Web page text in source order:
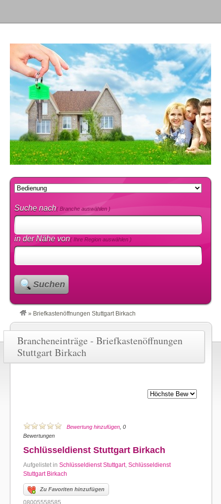
Suche nach( Branche auswählen )
in der Nähe von( Ihre Region auswählen )
Suchen
» Briefkastenöffnungen Stuttgart Birkach
Brancheneinträge - Briefkastenöffnungen
Stuttgart Birkach
Bewertung hinzufügen , 0
Bewertungen
Schlüsseldienst Stuttgart Birkach
Aufgelistet in Schlüsseldienst Stuttgart, Schlüsseldienst
Stuttgart Birkach
Zu Favoriten hinzufügen
08005558585